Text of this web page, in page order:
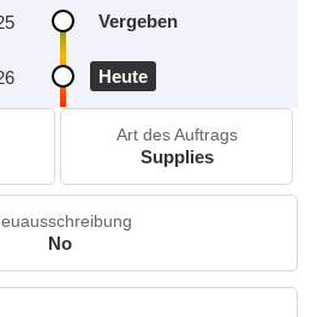
Vergeben
Heute
Art des Auftrags
Supplies
No